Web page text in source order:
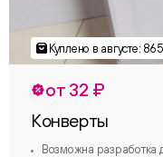
от 32 ₽
Конверты
Возможна разработка